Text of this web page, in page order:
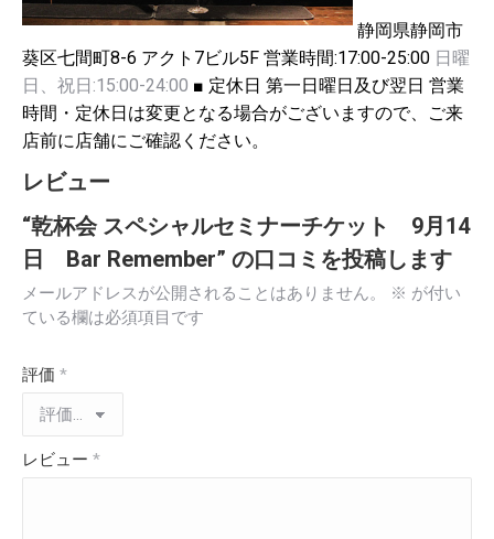
静岡県静岡市
葵区七間町8-6 アクト7ビル5F 営業時間:17:00-25:00 日曜
日、祝日:15:00-24:00 ■ 定休日 第一日曜日及び翌日 営業
時間・定休日は変更となる場合がございますので、ご来
店前に店舗にご確認ください。
レビュー
“乾杯会 スペシャルセミナーチケット 9月14
日 Bar Remember” の口コミを投稿します
メールアドレスが公開されることはありません。 ※ が付い
ている欄は必須項目です
評価 *
レビュー *